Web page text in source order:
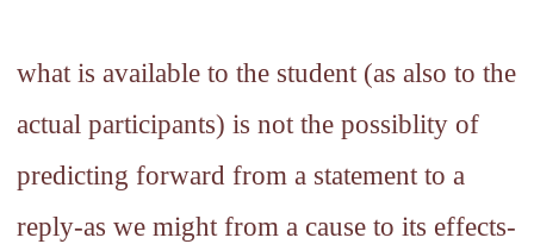
what is available to the student (as also to the
actual participants) is not the possiblity of
predicting forward from a statement to a
reply-as we might from a cause to its effects-